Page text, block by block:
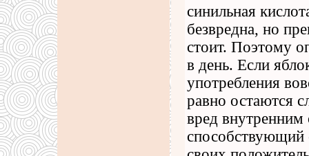
синильная
безвредна, но
стоит. Поэтому
в день. Если
употребления
равно остаются
вред внутренним
способствующий